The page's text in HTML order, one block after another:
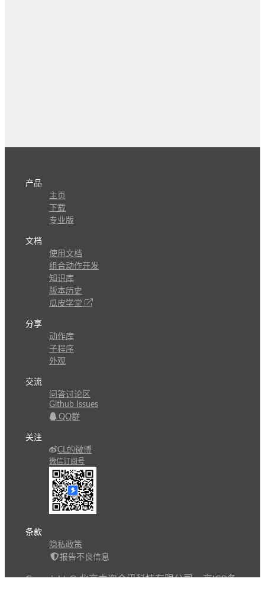
产品
主页
下载
专业版
文档
使用文档
组合动作开发
知识库
版本历史
瓜皮学堂
分享
动作库
子程序
外观
交流
问答讨论区
Github Issues
QQ群
关注
CL的微博
微信订阅号
条款
隐私政策
报告不良信息
Copyright © 北京立迩合讯科技有限公司•京ICP备